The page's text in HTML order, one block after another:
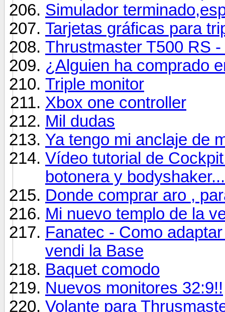
Simulador
Tarjetas gráficas para
Thrustmaster T500 RS
¿Alguien ha comprado
Triple monitor
Xbox one controller
Mil dudas
Ya tengo mi anclaje de
Vídeo tutorial de
botonera y bodyshaker...
Donde comprar aro ,
Mi nuevo templo de la
Fanatec - Como
vendi la Base
Baquet comodo
Nuevos monitores 32:9!!
Volante para